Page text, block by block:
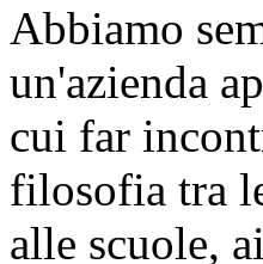
Abbiamo
un'azienda
cui far
filosofia tra
alle scuole,